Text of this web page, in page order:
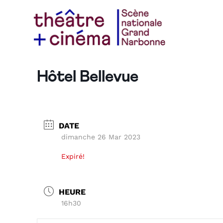
Hôtel Bellevue
DATE
dimanche 26 Mar 2023
Expiré!
HEURE
16h30